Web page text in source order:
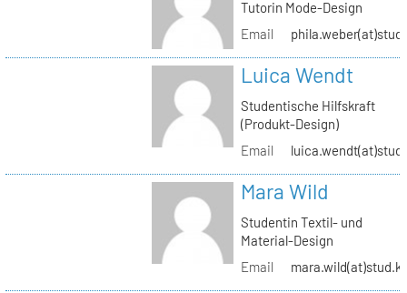
Tutorin Mode-Design
Email
Luica Wendt
Studentische Hilfskraft
(Produkt-Design)
Email
Mara Wild
Studentin Textil- und
Material-Design
Email